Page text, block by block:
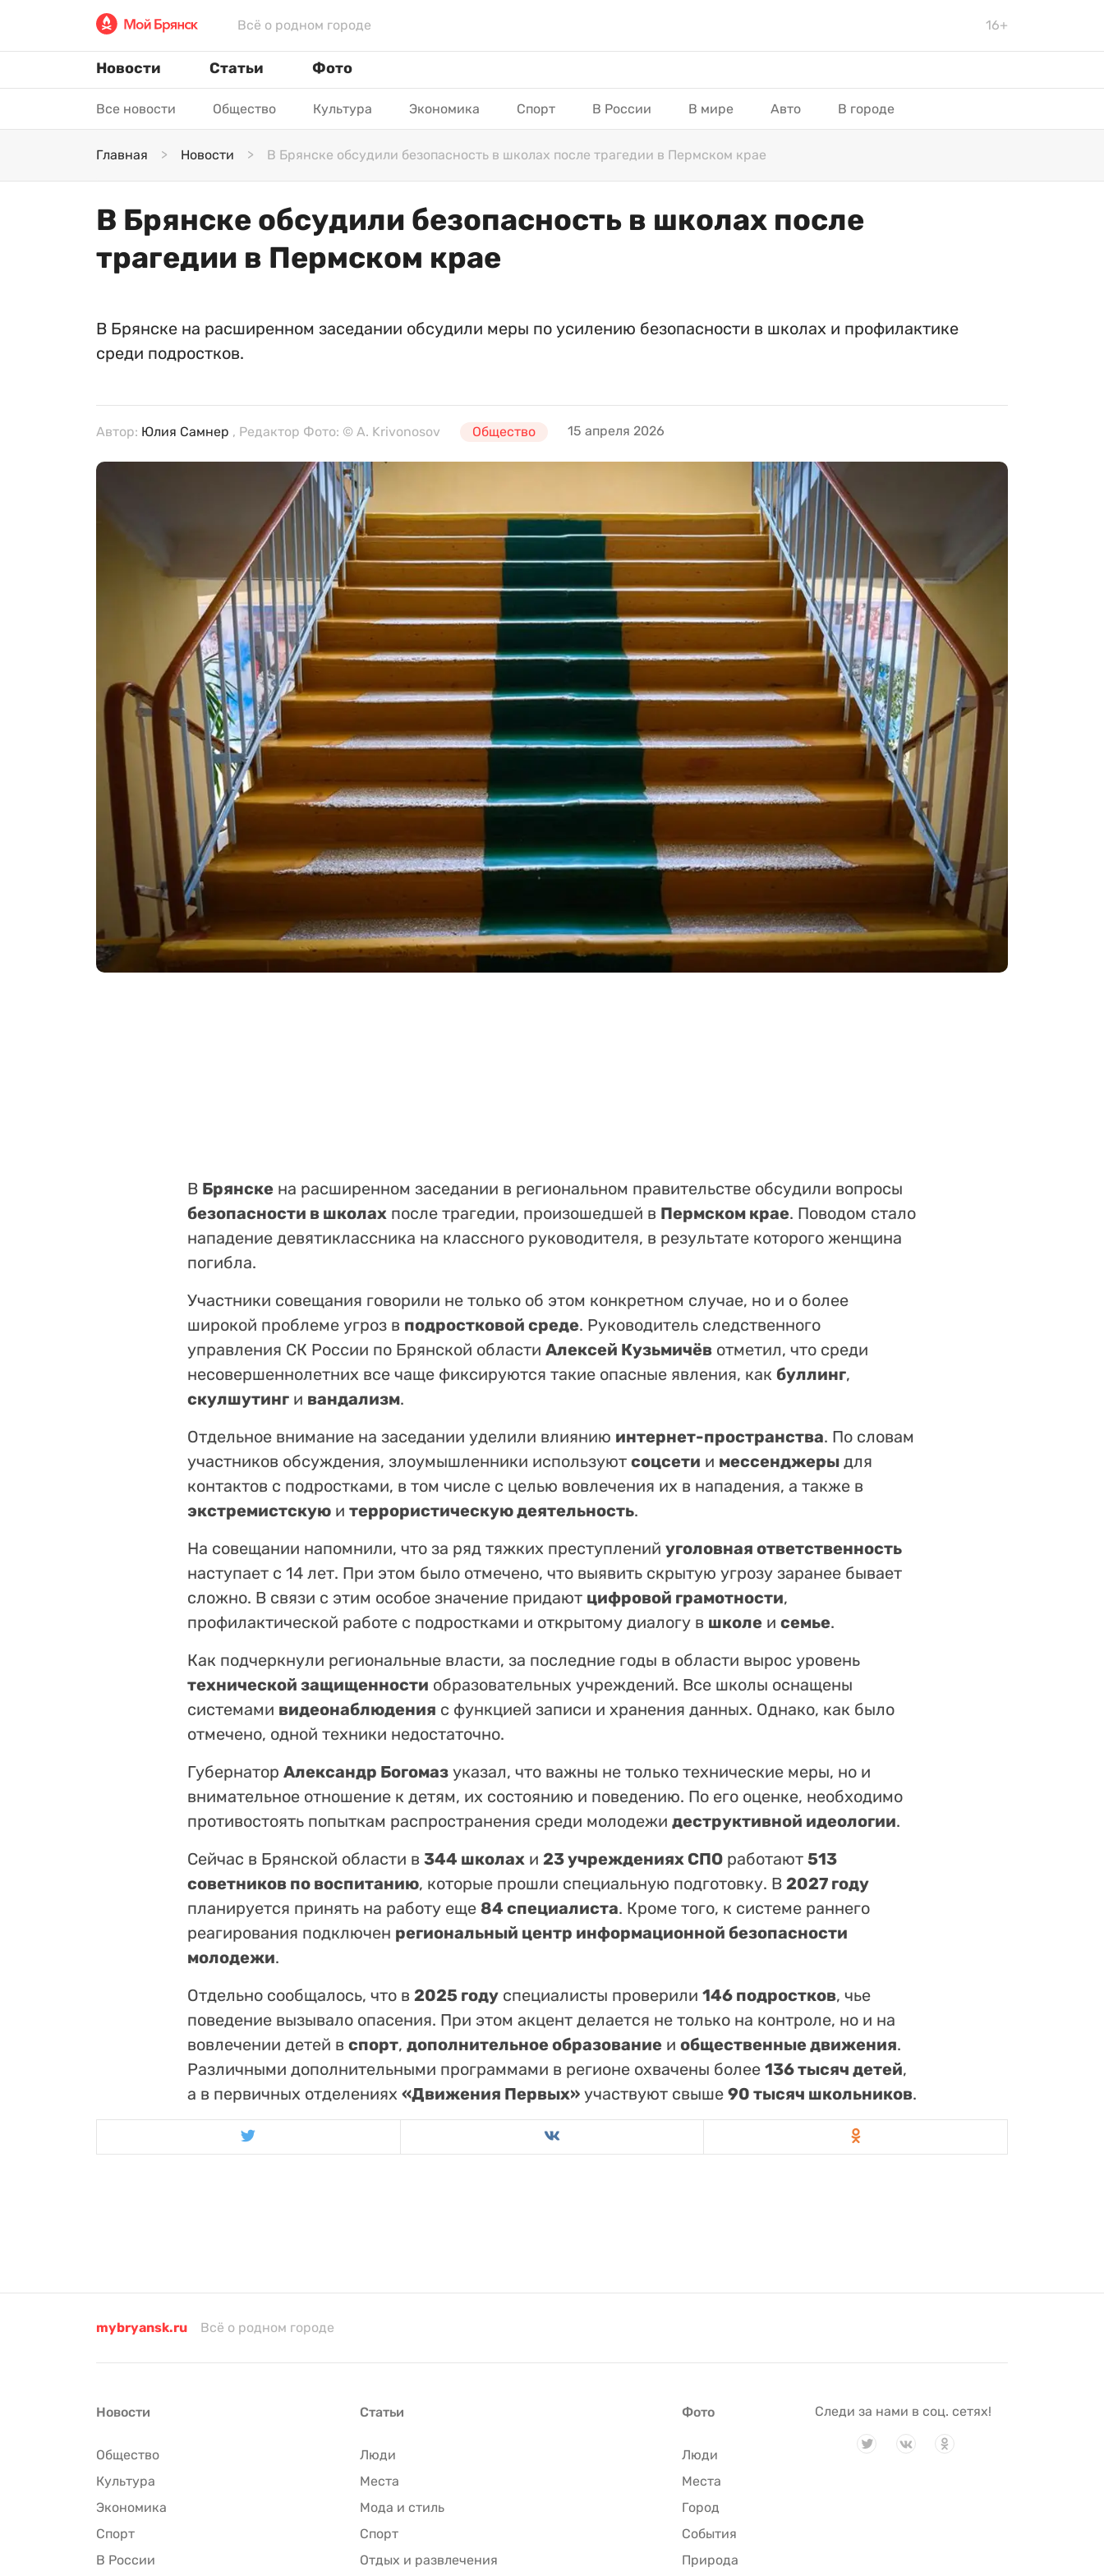
Всё о родном городе 16+
Новости Статьи Фото
Все новости Общество Культура Экономика Спорт В России В мире Авто В городе
Главная Новости В Брянске обсудили безопасность в школах после трагедии в Пермском крае
В Брянске обсудили безопасность в школах после
трагедии в Пермском крае
В Брянске на расширенном заседании обсудили меры по усилению безопасности в школах и профилактике
среди подростков.
Автор: Юлия Самнер , Редактор Фото: © A. Krivonosov Общество 15 апреля 2026
В Брянске на расширенном заседании в региональном правительстве обсудили вопросы
безопасности в школах после трагедии, произошедшей в Пермском крае. Поводом стало
нападение девятиклассника на классного руководителя, в результате которого женщина
погибла.
Участники совещания говорили не только об этом конкретном случае, но и о более
широкой проблеме угроз в подростковой среде. Руководитель следственного
управления СК России по Брянской области Алексей Кузьмичёв отметил, что среди
несовершеннолетних все чаще фиксируются такие опасные явления, как буллинг,
скулшутинг и вандализм.
Отдельное внимание на заседании уделили влиянию интернет-пространства. По словам
участников обсуждения, злоумышленники используют соцсети и мессенджеры для
контактов с подростками, в том числе с целью вовлечения их в нападения, а также в
экстремистскую и террористическую деятельность.
На совещании напомнили, что за ряд тяжких преступлений уголовная ответственность
наступает с 14 лет. При этом было отмечено, что выявить скрытую угрозу заранее бывает
сложно. В связи с этим особое значение придают цифровой грамотности,
профилактической работе с подростками и открытому диалогу в школе и семье.
Как подчеркнули региональные власти, за последние годы в области вырос уровень
технической защищенности образовательных учреждений. Все школы оснащены
системами видеонаблюдения с функцией записи и хранения данных. Однако, как было
отмечено, одной техники недостаточно.
Губернатор Александр Богомаз указал, что важны не только технические меры, но и
внимательное отношение к детям, их состоянию и поведению. По его оценке, необходимо
противостоять попыткам распространения среди молодежи деструктивной идеологии.
Сейчас в Брянской области в 344 школах и 23 учреждениях СПО работают 513
советников по воспитанию, которые прошли специальную подготовку. В 2027 году
планируется принять на работу еще 84 специалиста. Кроме того, к системе раннего
реагирования подключен региональный центр информационной безопасности
молодежи.
Отдельно сообщалось, что в 2025 году специалисты проверили 146 подростков, чье
поведение вызывало опасения. При этом акцент делается не только на контроле, но и на
вовлечении детей в спорт, дополнительное образование и общественные движения.
Различными дополнительными программами в регионе охвачены более 136 тысяч детей,
а в первичных отделениях «Движения Первых» участвуют свыше 90 тысяч школьников.
mybryansk.ru Всё о родном городе
Новости
Общество
Культура
Экономика
Спорт
В России
Статьи
Люди
Места
Мода и стиль
Спорт
Отдых и развлечения
Фото
Люди
Места
Город
События
Природа
Следи за нами в соц. сетях!